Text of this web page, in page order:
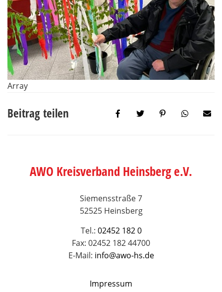
Array
Beitrag teilen
AWO Kreisverband Heinsberg e.V.
Siemensstraße 7
52525 Heinsberg
Tel.: 02452 182 0
Fax: 02452 182 44700
E-Mail: info@awo-hs.de
Impressum